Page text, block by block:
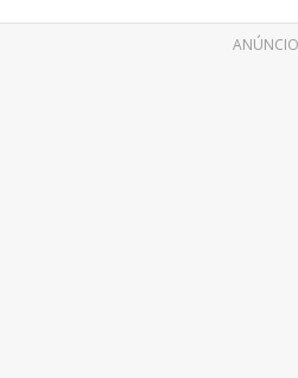
ANÚNCIO